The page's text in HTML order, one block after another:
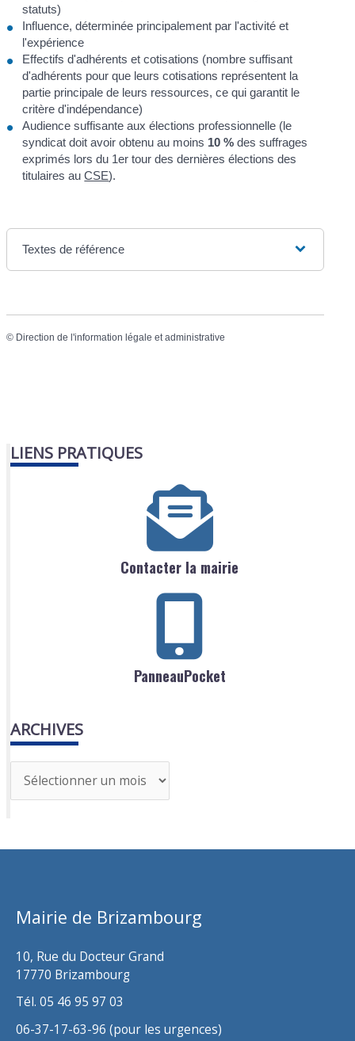
statuts)
Influence, déterminée principalement par l'activité et
l'expérience
Effectifs d'adhérents et cotisations (nombre suffisant
d'adhérents pour que leurs cotisations représentent la
partie principale de leurs ressources, ce qui garantit le
critère d'indépendance)
Audience suffisante aux élections professionnelle (le
syndicat doit avoir obtenu au moins 10 % des suffrages
exprimés lors du 1er tour des dernières élections des
titulaires auCSE).
Textes de référence
© Direction de l'information légale et administrative
LIENS PRATIQUES
Contacter la mairie
PanneauPocket
ARCHIVES
r
h
Mairie de Brizambourg
10, Rue du Docteur Grand
17770 Brizambourg
Tél. 05 46 95 97 03
06-37-17-63-96 (pour les urgences)